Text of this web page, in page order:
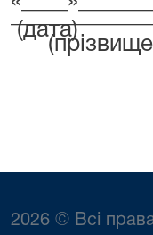
(прізвище,
2026 © Всі